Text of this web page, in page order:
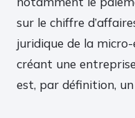
sur le chiffre
juridique de la
créant une
est, par définition,